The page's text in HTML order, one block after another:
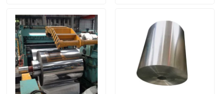
De Rol van het Tiscoroestvrije staal
de plaat van het roestvrij staalmetaal
Het Blad van de Koolstofstaalplaat